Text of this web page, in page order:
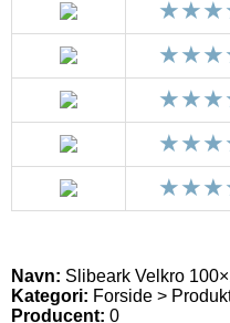
Navn: Slibeark Velkro
Kategori: Forside >
Producent: 0